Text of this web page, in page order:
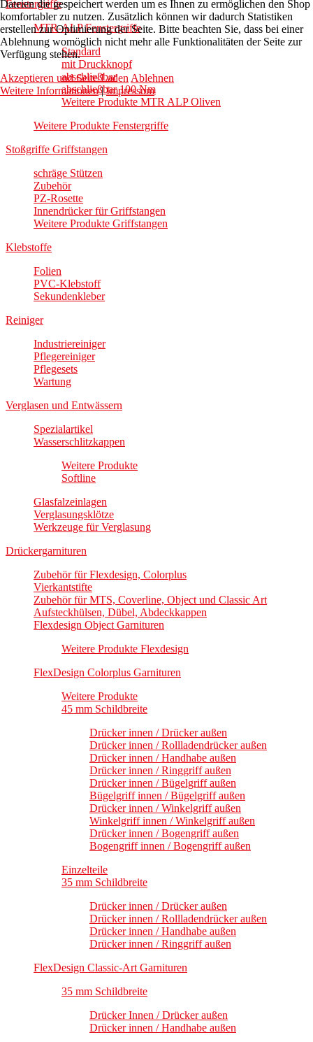
Fenstergriffe
MTR-ALP Fenstergriffe
Standard
mit Druckknopf
abschließbar
abschließbar 100 Nm
Weitere Produkte MTR ALP Oliven
Weitere Produkte Fenstergriffe
Stoßgriffe Griffstangen
schräge Stützen
Zubehör
PZ-Rosette
Innendrücker für Griffstangen
Weitere Produkte Griffstangen
Klebstoffe
Folien
PVC-Klebstoff
Sekundenkleber
Reiniger
Industriereiniger
Pflegereiniger
Pflegesets
Wartung
Verglasen und Entwässern
Spezialartikel
Wasserschlitzkappen
Weitere Produkte
Softline
Glasfalzeinlagen
Verglasungsklötze
Werkzeuge für Verglasung
Drückergarnituren
Zubehör für Flexdesign, Colorplus
Vierkantstifte
Zubehör für MTS, Coverline, Object und Classic Art
Aufsteckhülsen, Dübel, Abdeckkappen
Flexdesign Object Garnituren
Weitere Produkte Flexdesign
FlexDesign Colorplus Garnituren
Weitere Produkte
45 mm Schildbreite
Drücker innen / Drücker außen
Drücker innen / Rollladendrücker außen
Drücker innen / Handhabe außen
Drücker innen / Ringgriff außen
Drücker innen / Bügelgriff außen
Bügelgriff innen / Bügelgriff außen
Drücker innen / Winkelgriff außen
Winkelgriff innen / Winkelgriff außen
Drücker innen / Bogengriff außen
Bogengriff innen / Bogengriff außen
Einzelteile
35 mm Schildbreite
Drücker innen / Drücker außen
Drücker innen / Rollladendrücker außen
Drücker innen / Handhabe außen
Drücker innen / Ringgriff außen
FlexDesign Classic-Art Garnituren
35 mm Schildbreite
Drücker Innen / Drücker außen
Drücker innen / Handhabe außen
Dateien die gespeichert werden um es Ihnen zu ermöglichen den Shop
komfortabler zu nutzen. Zusätzlich können wir dadurch Statistiken
erstellen zur Optimierung der Seite. Bitte beachten Sie, dass bei einer
Ablehnung womöglich nicht mehr alle Funktionalitäten der Seite zur
Verfügung stehen.
Akzeptieren und Seite Laden Ablehnen
Weitere Informationen|Impressum